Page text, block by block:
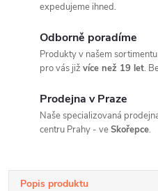
expedujeme ihned.
Odborně poradíme
Produkty v našem
pro vás již více než 19 let.
Prodejna v Praze
Naše specializovaná
centru Prahy - veSkořepce.
Popis produktu